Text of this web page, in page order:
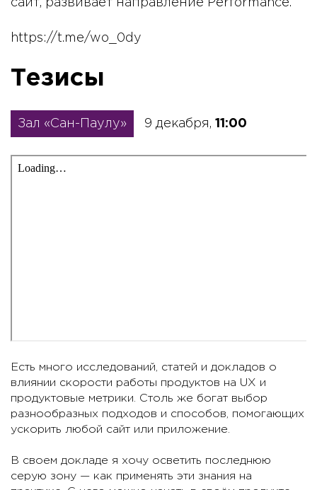
сайт, развивает направление Performance.
https://t.me/wo_0dy
Тезисы
Зал «Сан-Паулу» 9 декабря, 11:00
Есть много исследований, статей и докладов о
влиянии скорости работы продуктов на UX и
продуктовые метрики. Столь же богат выбор
разнообразных подходов и способов, помогающих
ускорить любой сайт или приложение.
В своем докладе я хочу осветить последнюю
серую зону — как применять эти знания на